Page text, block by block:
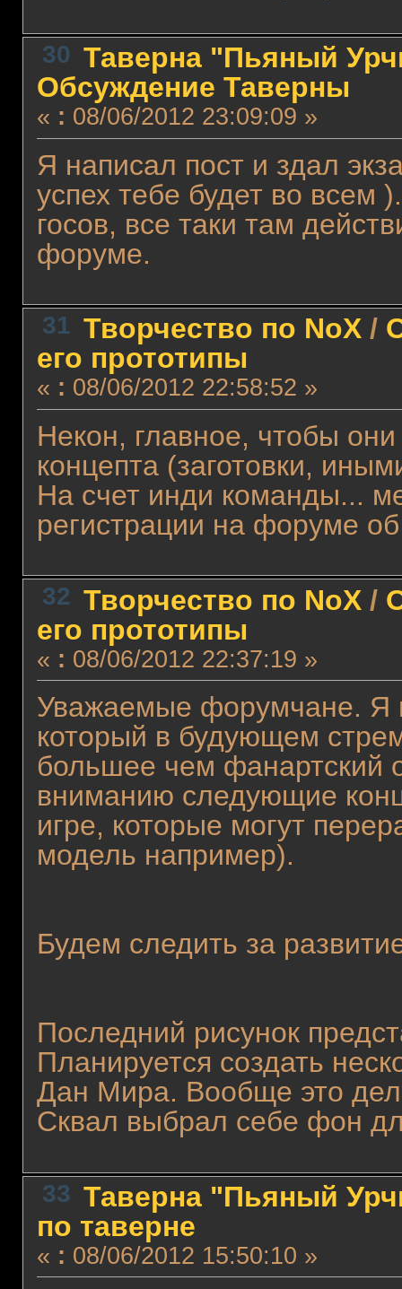
30 Таверна "Пьяный
Обсуждение Таверны
« : 08/06/2012 23:09:09 »
Я написал пост и здал
успех тебе будет во всем
госов, все таки там
форуме.
31 Творчество по NoX/
его прототипы
« : 08/06/2012 22:58:52 »
Некон, главное, чтобы
концептa (заготовки,
На счет инди команды...
регистрации на форуме
32 Творчество по NoX/
его прототипы
« : 08/06/2012 22:37:19 »
Уважаемые форумчане. Я
который в будующем
большее чем фанартский
вниманию следующие
игре, которые могут
модель например).
Будем следить за
Последний рисунок
Планируется создать
Дан Мира. Вообще это
Сквал выбрал себе фон
33 Таверна "Пьяный
по таверне
« : 08/06/2012 15:50:10 »